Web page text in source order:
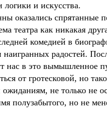
логики и искусства.
оказались спрятанные
театра как никакая
комедией в
радостей.
в это вымышленное
от гротесковой, но
не только не
полузабытого, но не